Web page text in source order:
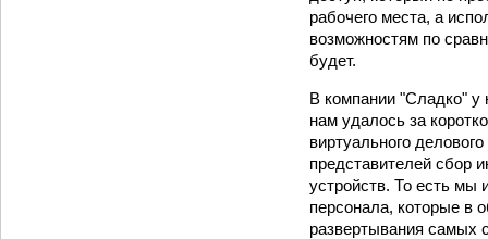
рабочего места, а
возможностям по
будет.
В компании "Сладко" у
нам удалось за
виртуального
представителей сбор
устройств. То есть мы
персонала, которые в
развертывания самых